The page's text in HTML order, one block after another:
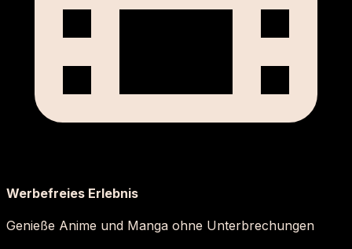
Werbefreies Erlebnis
Genieße Anime und Manga ohne Unterbrechungen